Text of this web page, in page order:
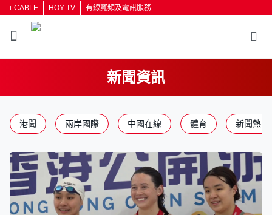
i-CABLE HOY TV 有線寬頻及電訊服務
新聞資訊
港聞 兩岸國際 中國在線 體育 新聞熱話